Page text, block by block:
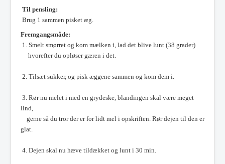
Til pensling:
Brug 1 sammen pisket æg.
Fremgangsmåde:
1. Smelt smørret og kom mælken i, lad det blive lunt (38 grader)
hvorefter du opløser gæren i det.
2. Tilsæt sukker, og pisk æggene sammen og kom dem i.
3. Rør nu melet i med en grydeske, blandingen skal være meget
lind,
gerne så du tror der er for lidt mel i opskriften. Rør dejen til den er
glat.
4. Dejen skal nu hæve tildækket og lunt i 30 min.